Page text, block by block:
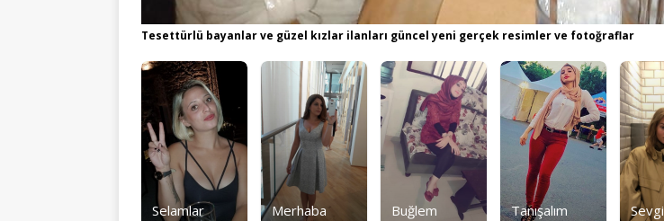
Tesettürlü bayanlar ve güzel kızlar ilanları güncel yeni gerçek resimler ve fotoğraflar
Selamlar Merhaba Buğlem Tanışalım Sevgi